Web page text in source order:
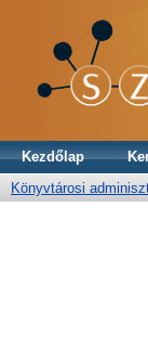
Kezdőlap
Könyvtárosi